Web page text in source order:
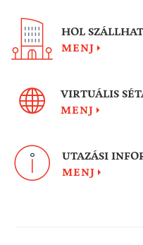
HOL
MENJ
VIRTUÁLIS
MENJ
UTAZÁSI
MENJ